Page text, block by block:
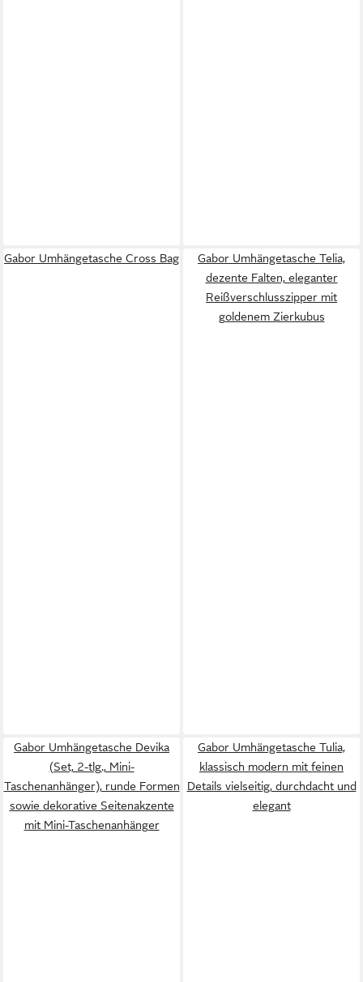
Gabor Umhängetasche Cross Bag
Gabor Umhängetasche Telia,
dezente Falten, eleganter
Reißverschlusszipper mit
goldenem Zierkubus
Gabor Umhängetasche Devika
(Set, 2-tlg., Mini-
Taschenanhänger), runde Formen
sowie dekorative Seitenakzente
mit Mini-Taschenanhänger
Gabor Umhängetasche Tulia,
klassisch modern mit feinen
Details vielseitig, durchdacht und
elegant